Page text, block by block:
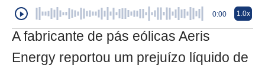
0:00 1.0x
A fabricante de pás eólicas Aeris
Energy reportou um prejuízo líquido de